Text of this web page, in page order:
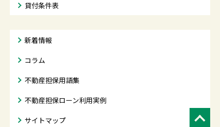
貸付条件表
新着情報
コラム
不動産担保用語集
不動産担保ローン利用実例
サイトマップ